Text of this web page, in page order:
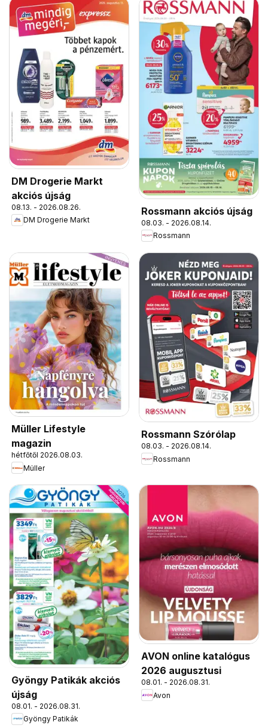
DM Drogerie Markt
akciós újság
08.13. - 2026.08.26.
DM Drogerie Markt
Rossmann akciós újság
08.03. - 2026.08.14.
Rossmann
Müller Lifestyle
magazin
hétfőtől 2026.08.03.
Müller
Rossmann Szórólap
08.03. - 2026.08.14.
Rossmann
Gyöngy Patikák akciós
újság
08.01. - 2026.08.31.
Gyöngy Patikák
AVON online katalógus
2026 augusztusi
08.01. - 2026.08.31.
Avon